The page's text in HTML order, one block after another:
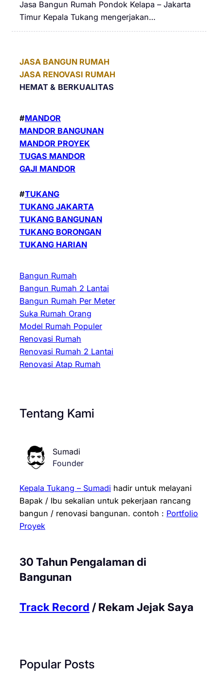
Jasa Bangun Rumah Pondok Kelapa – Jakarta
Timur Kepala Tukang mengerjakan…
JASA BANGUN RUMAH
JASA RENOVASI RUMAH
HEMAT & BERKUALITAS
#MANDOR
MANDOR BANGUNAN
MANDOR PROYEK
TUGAS MANDOR
GAJI MANDOR
#TUKANG
TUKANG JAKARTA
TUKANG BANGUNAN
TUKANG BORONGAN
TUKANG HARIAN
Bangun Rumah
Bangun Rumah 2 Lantai
Bangun Rumah Per Meter
Suka Rumah Orang
Model Rumah Populer
Renovasi Rumah
Renovasi Rumah 2 Lantai
Renovasi Atap Rumah
Tentang Kami
Sumadi
Founder
Kepala Tukang – Sumadi hadir untuk melayani
Bapak / Ibu sekalian untuk pekerjaan rancang
bangun / renovasi bangunan. contoh : Portfolio
Proyek
30 Tahun Pengalaman di
Bangunan
Track Record / Rekam Jejak Saya
Popular Posts